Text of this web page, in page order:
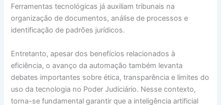
Ferramentas tecnológicas já auxiliam tribunais na
organização de documentos, análise de processos e
identificação de padrões jurídicos.
Entretanto, apesar dos benefícios relacionados à
eficiência, o avanço da automação também levanta
debates importantes sobre ética, transparência e limites do
uso da tecnologia no Poder Judiciário. Nesse contexto,
torna-se fundamental garantir que a inteligência artificial